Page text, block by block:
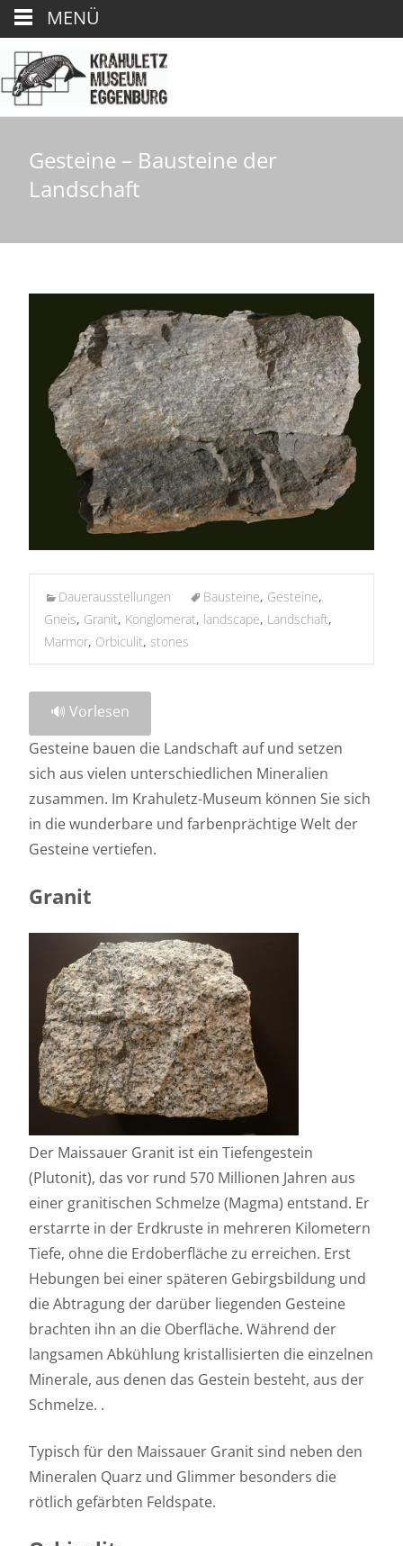
Gesteine – Bausteine der
Landschaft
Dauerausstellungen Bausteine, Gesteine,
Gneis, Granit, Konglomerat, landscape, Landschaft,
Marmor, Orbiculit, stones
🔊 Vorlesen
Gesteine bauen die Landschaft auf und setzen
sich aus vielen unterschiedlichen Mineralien
zusammen. Im Krahuletz-Museum können Sie sich
in die wunderbare und farbenprächtige Welt der
Gesteine vertiefen.
Granit
Der Maissauer Granit ist ein Tiefengestein
(Plutonit), das vor rund 570 Millionen Jahren aus
einer granitischen Schmelze (Magma) entstand. Er
erstarrte in der Erdkruste in mehreren Kilometern
Tiefe, ohne die Erdoberfläche zu erreichen. Erst
Hebungen bei einer späteren Gebirgsbildung und
die Abtragung der darüber liegenden Gesteine
brachten ihn an die Oberfläche. Während der
langsamen Abkühlung kristallisierten die einzelnen
Minerale, aus denen das Gestein besteht, aus der
Schmelze. .
Typisch für den Maissauer Granit sind neben den
Mineralen Quarz und Glimmer besonders die
rötlich gefärbten Feldspate.
MENÜ